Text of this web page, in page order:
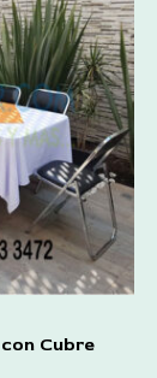
Cubre